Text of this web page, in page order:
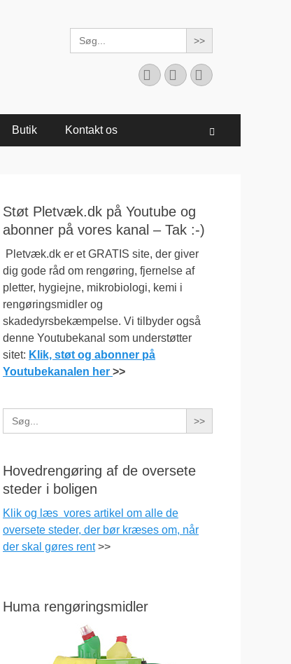
Search
for:
Facebook
YouTubeInstagram
Butik Kontakt os
Støt Pletvæk.dk på Youtube og
abonner på vores kanal – Tak :-)
Pletvæk.dk er et GRATIS site, der giver
dig gode råd om rengøring, fjernelse af
pletter, hygiejne, mikrobiologi, kemi i
rengøringsmidler og
skadedyrsbekæmpelse. Vi tilbyder også
denne Youtubekanal som understøtter
sitet: Klik, støt og abonner på
Youtubekanalen her >>
Search
for:
Hovedrengøring af de oversete
steder i boligen
Klik og læs vores artikel om alle de
oversete steder, der bør kræses om, når
der skal gøres rent>>
Huma rengøringsmidler